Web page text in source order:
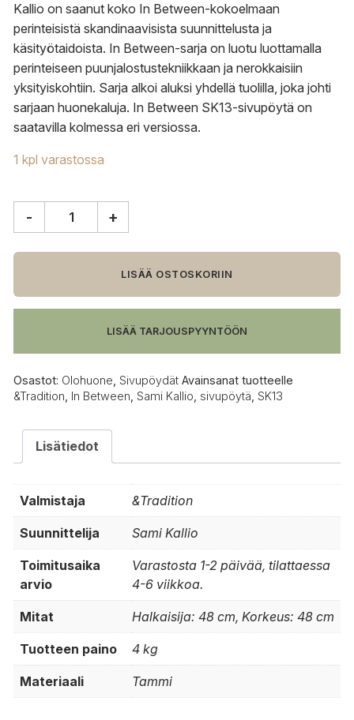
Kallio on saanut koko In Between-kokoelmaan
perinteisistä skandinaavisista suunnittelusta ja
käsityötaidoista. In Between-sarja on luotu luottamalla
perinteiseen puunjalostustekniikkaan ja nerokkaisiin
yksityiskohtiin. Sarja alkoi aluksi yhdellä tuolilla, joka johti
sarjaan huonekaluja. In Between SK13-sivupöytä on
saatavilla kolmessa eri versiossa.
1 kpl varastossa
&Tradition
Between
sivupöytä,
öljytty
- +
LISÄÄ OSTOSKORIIN
LISÄÄ TARJOUSPYYNTÖÖN
Osastot: Olohuone Sivupöydät Avainsanat tuotteelle
&Tradition In Between Sami Kallio sivupöytä SK13
Lisätiedot
Valmistaja &Tradition
Suunnittelija Sami Kallio
Toimitusaika
arvio
Varastosta 1-2 päivää, tilattaessa
4-6 viikkoa.
Mitat Halkaisija: 48 cm, Korkeus: 48 cm
Tuotteen paino 4 kg
Materiaali Tammi